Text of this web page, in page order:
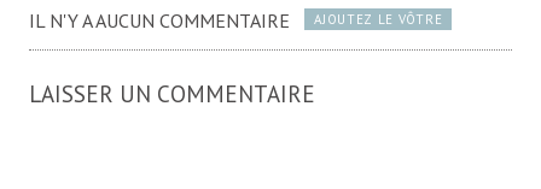
IL N'Y A AUCUN COMMENTAIRE AJOUTEZ LE VÔTRE
LAISSER UN COMMENTAIRE